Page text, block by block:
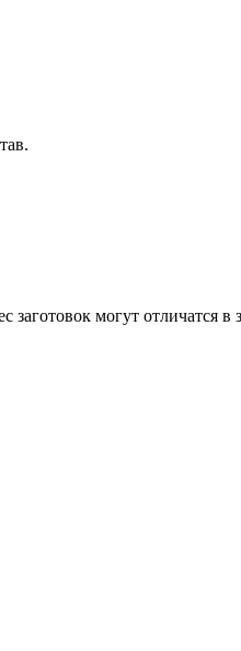
могут отличатся в